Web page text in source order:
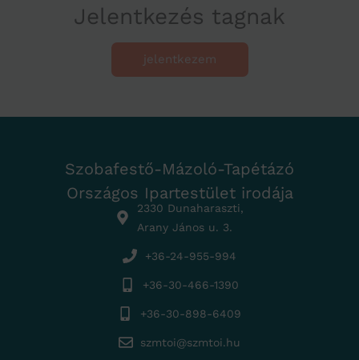
Jelentkezés tagnak
jelentkezem
Szobafestő-Mázoló-Tapétázó
Országos Ipartestület irodája
2330 Dunaharaszti,
Arany János u. 3.
+36-24-955-994
+36-30-466-1390
+36-30-898-6409
szmtoi@szmtoi.hu